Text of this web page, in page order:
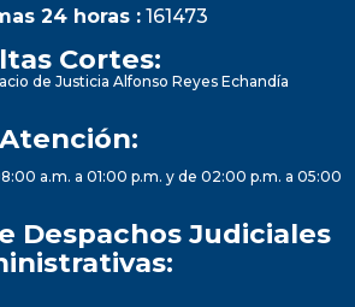
24 horas : 161473
Cortes:
de Justicia Alfonso Reyes Echandía
a.m. a 01:00 p.m. y de 02:00 p.m. a 05:00
Despachos Judiciales